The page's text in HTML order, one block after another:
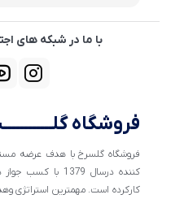
با ما در شبکه های
فروشگاه
فروشگاه گلسرخ با هدف عرضه
کننده درسال 1379
کارکرده است. مهمترین استراتژی